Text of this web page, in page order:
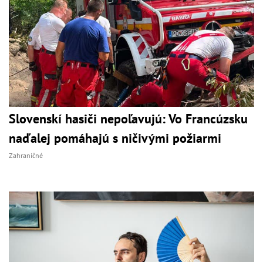
Slovenskí hasiči nepoľavujú: Vo Francúzsku
naďalej pomáhajú s ničivými požiarmi
Zahraničné